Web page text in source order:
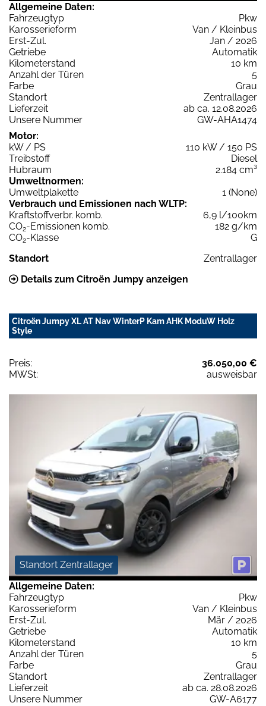
Allgemeine Daten:
Fahrzeugtyp
Pkw
Karosserieform
Van / Kleinbus
Erst-Zul.
Jan / 2026
Getriebe
Automatik
Kilometerstand
10 km
Anzahl der Türen
5
Farbe
Grau
Standort
Zentrallager
Lieferzeit
ab ca. 12.08.2026
Unsere Nummer
GW-AHA1474
Motor:
kW / PS
110 kW / 150 PS
Treibstoff
Diesel
Hubraum
2.184 cm³
Umweltnormen:
Umweltplakette
1 (None)
Verbrauch und Emissionen nach WLTP:
Kraftstoffverbr. komb.
6,9 l/100km
CO2-Emissionen komb.
182 g/km
CO2-Klasse
G
Standort
Zentrallager
Details zum Citroën Jumpy anzeigen
Citroën Jumpy XL AT Nav WinterP Kam AHK ModuW Holz
Style
Preis:
36.050,00 €
MWSt:
ausweisbar
Standort Zentrallager
Allgemeine Daten:
Fahrzeugtyp
Pkw
Karosserieform
Van / Kleinbus
Erst-Zul.
Mär / 2026
Getriebe
Automatik
Kilometerstand
10 km
Anzahl der Türen
5
Farbe
Grau
Standort
Zentrallager
Lieferzeit
ab ca. 28.08.2026
Unsere Nummer
GW-A6177